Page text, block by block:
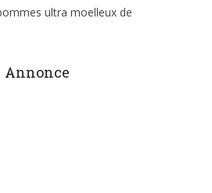
ultra moelleux de
Annonce